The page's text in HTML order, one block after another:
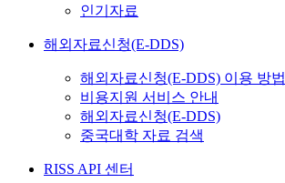
인기자료
해외자료신청(E-DDS)
해외자료신청(E-DDS) 이용 방법
비용지원 서비스 안내
해외자료신청(E-DDS)
중국대학 자료 검색
RISS API 센터